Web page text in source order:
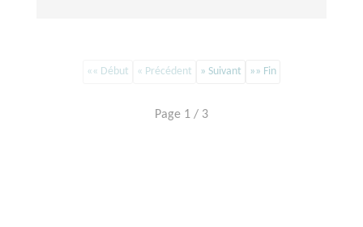
«« Début « Précédent » Suivant »» Fin
Page 1 / 3